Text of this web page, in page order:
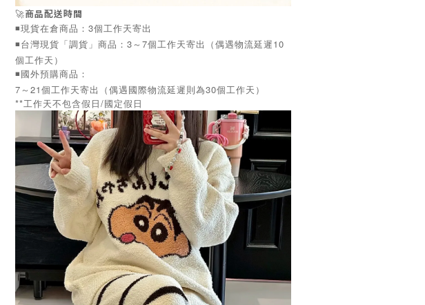
🚀商品配送時間
◾️現貨在倉商品：3個工作天寄出
◾️台灣現貨「調貨」商品：3～7個工作天寄出（偶遇物流延遲10
個工作天）
◾️國外預購商品：
7～21個工作天寄出（偶遇國際物流延遲則為30個工作天）
**工作天不包含假日/國定假日